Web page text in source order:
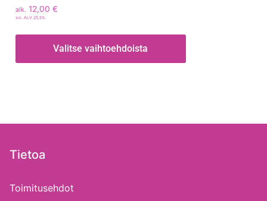
alk. 12,00 €
sis. ALV 25,5%
Valitse vaihtoehdoista
Tietoa
Toimitusehdot